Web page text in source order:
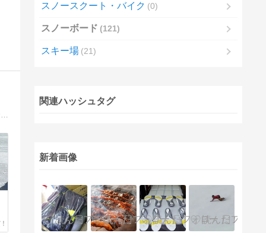
スノースクート・バイク 0
スノーボード 121
スキー場 21
関連ハッシュタグ
新着画像